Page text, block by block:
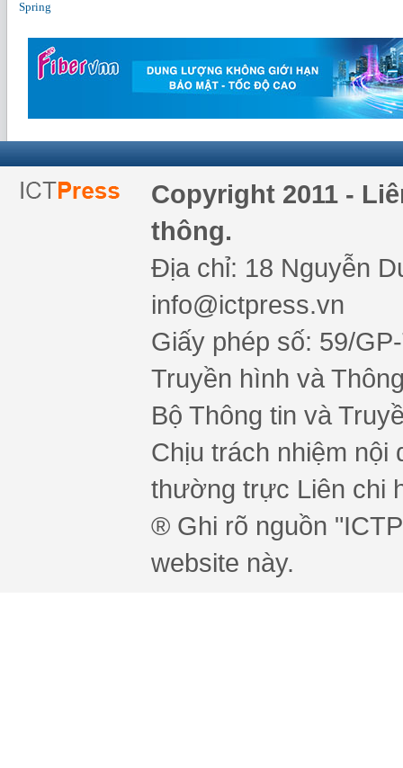
Spring
Copyright 2011 -
thông.
Địa chỉ: 18 Nguyễn
info@ictpress.vn
Giấy phép số: 59/
Truyền hình và
Bộ Thông tin và
Chịu trách nhiệm nội
thường trực Liên chi
® Ghi rõ nguồn
website này.